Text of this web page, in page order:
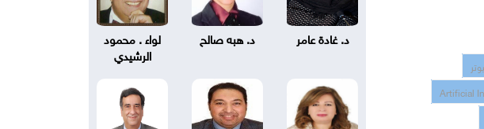
د. غادة عامر د. هبه صالح
لواء . محمود
الرشيدي